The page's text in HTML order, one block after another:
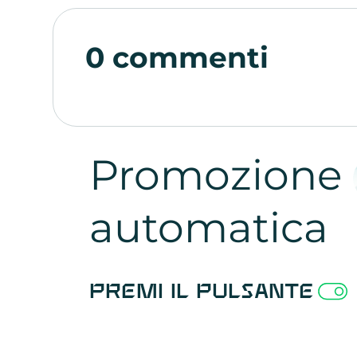
0 commenti
Promozione
automatica
Premi il pulsante